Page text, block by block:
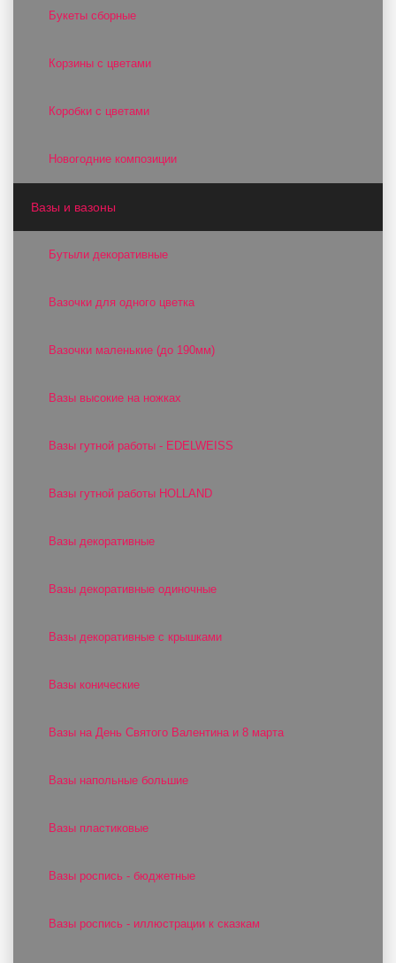
Букеты сборные
Корзины с цветами
Коробки с цветами
Новогодние композиции
Вазы и вазоны
Бутыли декоративные
Вазочки для одного цветка
Вазочки маленькие (до 190мм)
Вазы высокие на ножках
Вазы гутной работы - EDELWEISS
Вазы гутной работы HOLLAND
Вазы декоративные
Вазы декоративные одиночные
Вазы декоративные с крышками
Вазы конические
Вазы на День Святого Валентина и 8 марта
Вазы напольные большие
Вазы пластиковые
Вазы роспись - бюджетные
Вазы роспись - иллюстрации к сказкам